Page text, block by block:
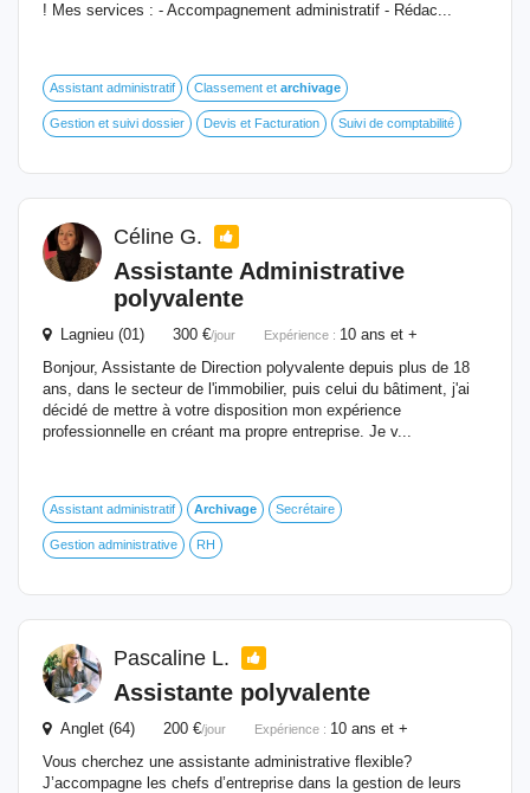
! Mes services : - Accompagnement administratif - Rédac...
Assistant administratif Classement et archivage
Gestion et suivi dossier Devis et Facturation Suivi de comptabilité
Céline G.
Assistante Administrative
polyvalente
Lagnieu (01) 300 €/jour Expérience : 10 ans et +
Bonjour, Assistante de Direction polyvalente depuis plus de 18
ans, dans le secteur de l'immobilier, puis celui du bâtiment, j'ai
décidé de mettre à votre disposition mon expérience
professionnelle en créant ma propre entreprise. Je v...
Assistant administratif Archivage Secrétaire
Gestion administrative RH
Pascaline L.
Assistante polyvalente
Anglet (64) 200 €/jour Expérience : 10 ans et +
Vous cherchez une assistante administrative flexible?
J’accompagne les chefs d’entreprise dans la gestion de leurs